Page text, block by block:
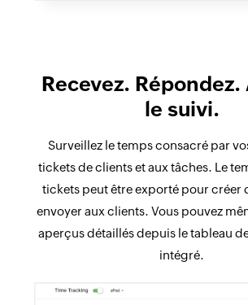
Recevez. Répondez.
le suivi.
Surveillez le temps consacré par
tickets de clients et aux tâches. Le
tickets peut être exporté pour créer
envoyer aux clients. Vous pouvez
aperçus détaillés depuis le tableau
intégré.